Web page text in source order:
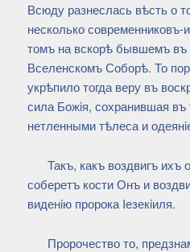
Всюду разнеслась вѣсть о
несколько современниковъ-
томъ на вскорѣ бывшемъ въ
Вселенскомъ Соборѣ. То
укрѣпило тогда веру въ
сила Божiя, сохранившая въ
нетленными тѣлеса и
Такъ, какъ воздвигъ ихъ
соберетъ кости Онъ и
виденiю пророка Iезекiиля.
Пророчество то,